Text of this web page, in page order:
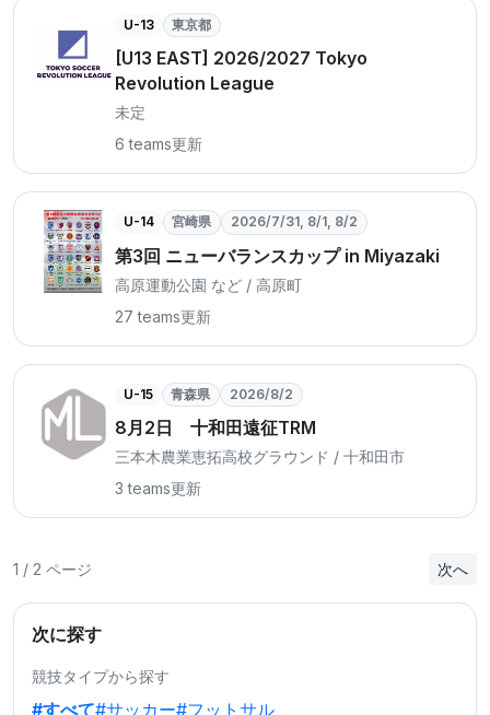
U-13 東京都
[U13 EAST] 2026/2027 Tokyo
Revolution League
未定
6 teams更新
U-14 宮崎県 2026/7/31, 8/1, 8/2
第3回 ニューバランスカップ in Miyazaki
⾼原運動公園 など / 高原町
27 teams更新
U-15 青森県 2026/8/2
8月2日 十和田遠征TRM
三本木農業恵拓高校グラウンド / 十和田市
3 teams更新
1 / 2 ページ 次へ
次に探す
競技タイプから探す
#すべて#サッカー#フットサル